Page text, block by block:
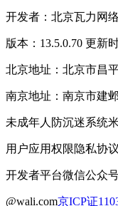
开发者：北京瓦力网
版本：13.5.0.70 更新
北京地址：北京市昌
南京地址：南京市建
未成年人防沉迷系统
用户应用权限隐私协议
开发者平台微信公众
@wali.com京ICP证